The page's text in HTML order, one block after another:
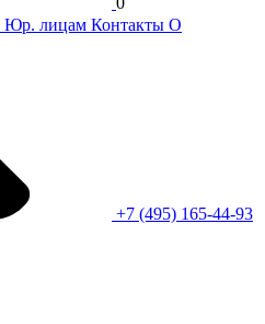
Юр. лицам Контакты О
+7 (495) 165-44-93